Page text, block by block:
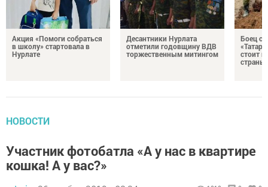
Акция «Помоги собраться
в школу» стартовала в
Нурлате
Десантники Нурлата
отметили годовщину ВДВ
торжественным митингом
Боец с
стоит
страны
НОВОСТИ
Участник фотобатла «А у нас в квартире
кошка! А у вас?»